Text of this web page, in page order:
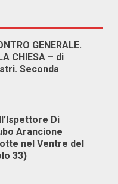
GENERALE.
CHIESA – di
Seconda
Di
Arancione
nel Ventre del
33)